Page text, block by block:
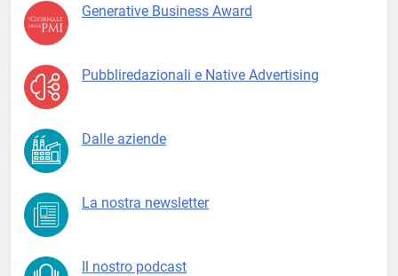
Generative Business Award
Pubbliredazionali e Native Advertising
Dalle aziende
La nostra newsletter
Il nostro podcast